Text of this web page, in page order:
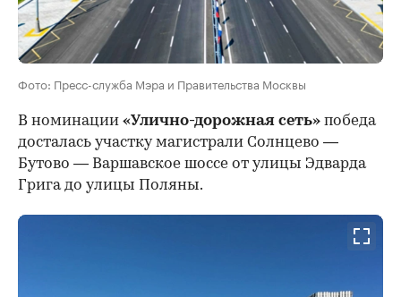
Фото: Пресс-служба Мэра и Правительства Москвы
В номинации «Улично-дорожная сеть» победа
досталась участку магистрали Солнцево —
Бутово — Варшавское шоссе от улицы Эдварда
Грига до улицы Поляны.